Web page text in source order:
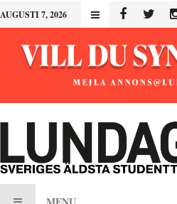
AUGUSTI 7, 2026